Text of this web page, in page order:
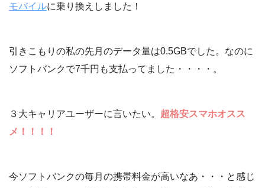
モバイルに乗り換えしました！
引きこもりの私の先月のデータ量は0.5GBでした。なのに
ソフトバンクで7千円も支払ってました・・・・。
３大キャリアユーザーに言いたい。 超格安スマホオスス
メ！！！！
今ソフトバンクの毎月の携帯料金が高いなあ・・・と感じ